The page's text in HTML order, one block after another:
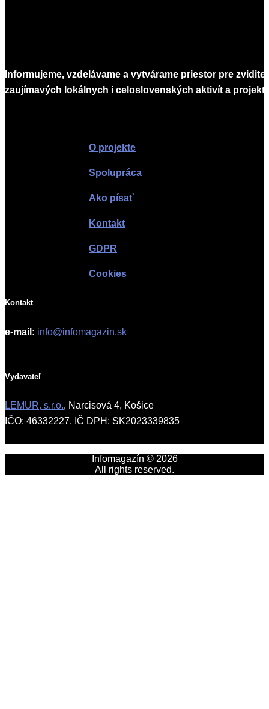
Informujeme, vzdelávame a vytvárame priestor pre
zaujímavých lokálnych i celoslovenských aktivít a
O projekte
Spolupráca
Ako písať
Kontakt
GDPR
Cookies
Kontakt
e-mail: info@infomagazin.sk
Vydavateľ
LEMUR, s.r.o., Narcisová 4, Košice
IČO: 46332227, IČ DPH: SK2023339835
Infomagazín © 2026
All rights reserved.